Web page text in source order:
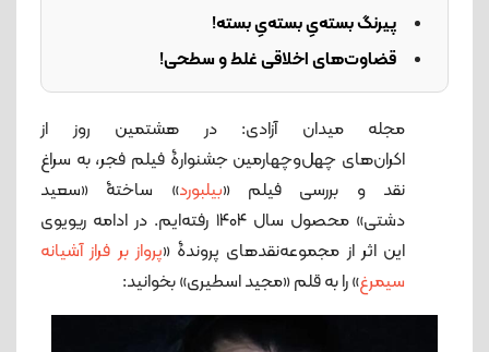
پیرنگ بسته‌یِ بسته‌یِ بسته!
قضاوت‌های اخلاقی غلط و سطحی!
مجله میدان آزادی: در هشتمین روز از
اکران‌های چهل‌وچهارمین جشنوارۀ فیلم فجر، به سراغ
نقد و بررسی فیلم «بیلبورد» ساختۀ «سعید
دشتی» محصول سال ۱۴۰۴ رفته‌ایم. در ادامه ریویوی
این اثر از مجموعه‌نقدهای پروندۀ «پرواز بر فراز آشیانه
سیمرغ» را به قلم «مجید اسطیری» بخوانید: